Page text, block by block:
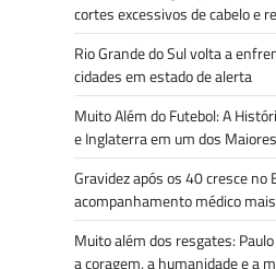
cortes excessivos de cabelo e
Rio Grande do Sul volta a
cidades em estado de alerta
Muito Além do Futebol: A
e Inglaterra em um dos
Gravidez após os 40 cresce no
acompanhamento médico
Muito além dos resgates:
a coragem, a humanidade e a